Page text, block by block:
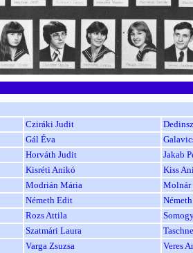
Cziráki Judit
Gál Éva
Horváth Judit Jakab
Kisréti Anikó Kiss
Modrián Mária Molnár
Németh Edit
Rozs Attila
Szatmári Laura
Varga Zsuzsa Veres